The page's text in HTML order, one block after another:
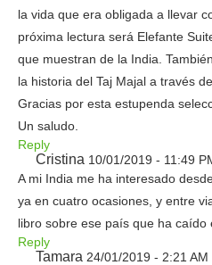
la vida que era obligada a llevar
próxima lectura será Elefante
que muestran de la India.
la historia del Taj Majal a través
Gracias por esta estupenda
Un saludo.
Reply
Cristina 10/01/2019 - 11:49
A mi India me ha interesado
ya en cuatro ocasiones, y entre
libro sobre ese país que ha caído
Reply
Tamara 24/01/2019 - 2:21 AM